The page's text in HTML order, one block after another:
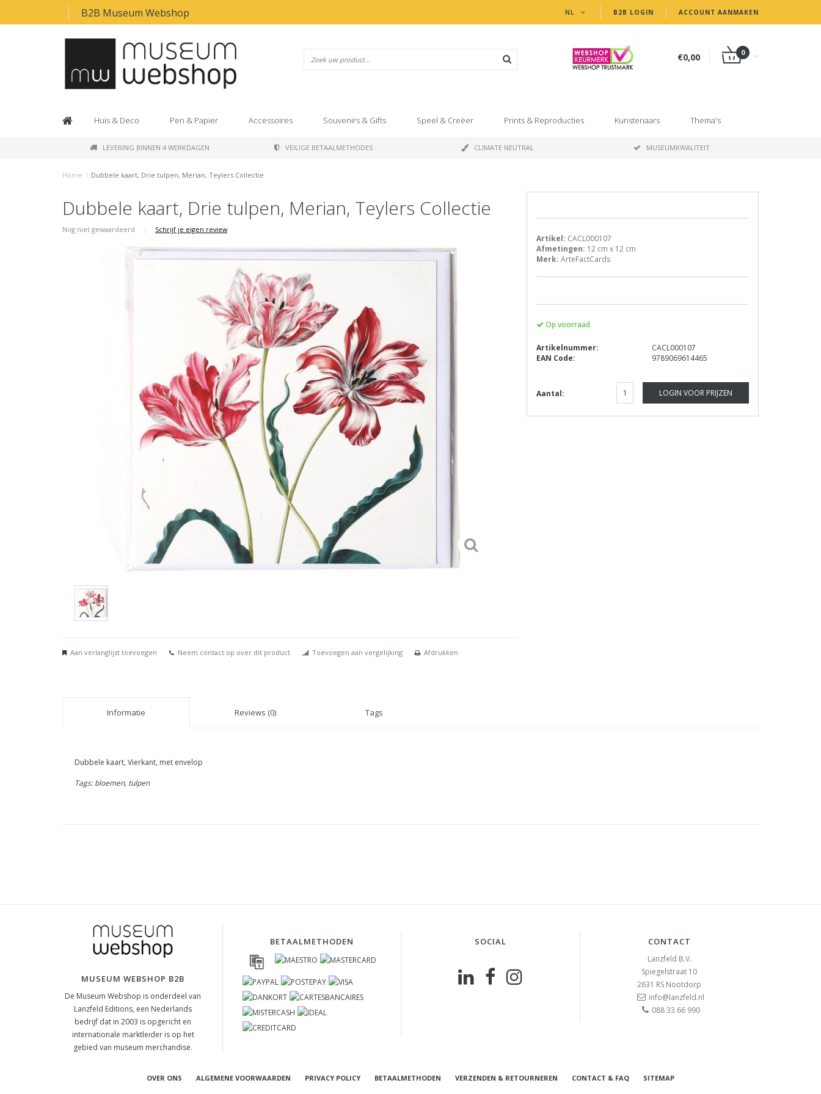
B2B Museum Webshop B2B LOGIN ACCOUNT AANMAKEN
NL
€0,00 0
Huis & Deco Pen & Papier Accessoires Souvenirs & Gifts Speel & Creëer Prints & Reproducties Kunstenaars Thema's
LEVERING BINNEN 4 WERKDAGEN VEILIGE BETAALMETHODES CLIMATE NEUTRAL MUSEUMKWALITEIT
Home / Dubbele kaart, Drie tulpen, Merian, Teylers Collectie
Dubbele kaart, Drie tulpen, Merian, Teylers Collectie
Nog niet gewaardeerd | Schrijf je eigen review
Aan verlanglijst toevoegen Neem contact op over dit product Toevoegen aan vergelijking Afdrukken
Artikel: CACL000107
Afmetingen: 12 cm x 12 cm
Merk: ArteFactCards
Op voorraad
Artikelnummer:
CACL000107
EAN Code:
9789069614465
Aantal: LOGIN VOOR PRIJZEN
Informatie Reviews (0) Tags
Dubbele kaart, Vierkant, met envelop
Tags: bloemen, tulpen
MUSEUM WEBSHOP B2B
De Museum Webshop is onderdeel van
Lanzfeld Editions, een Nederlands
bedrijf dat in 2003 is opgericht en
internationale marktleider is op het
gebied van museum merchandise.
BETAALMETHODEN SOCIAL CONTACT
Lanzfeld B.V.
Spiegelstraat 10
2631 RS Nootdorp
info@lanzfeld.nl
088 33 66 990
OVER ONS ALGEMENE VOORWAARDEN PRIVACY POLICY BETAALMETHODEN VERZENDEN & RETOURNEREN CONTACT & FAQ SITEMAP